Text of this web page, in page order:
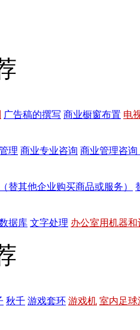
广告稿的撰写 商业橱窗布置 电
理 商业专业咨询 商业管理咨询
替其他企业购买商品或服务）
据库 文字处理 办公室用机器
秋千 游戏套环 游戏机 室内足球